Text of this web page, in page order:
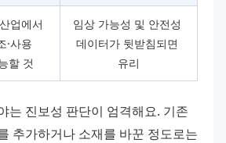
업에서
·사용
할 것
임상 가능성 및 안전성
데이터가 뒷받침되면
유리
는 진보성 판단이 엄격해요. 기존
추가하거나 소재를 바꾼 정도로는